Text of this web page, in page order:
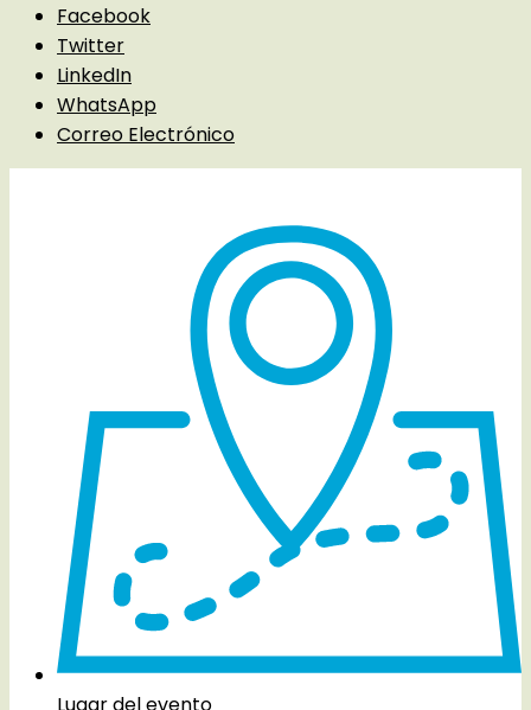
Facebook
Twitter
LinkedIn
WhatsApp
Correo Electrónico
Lugar del evento